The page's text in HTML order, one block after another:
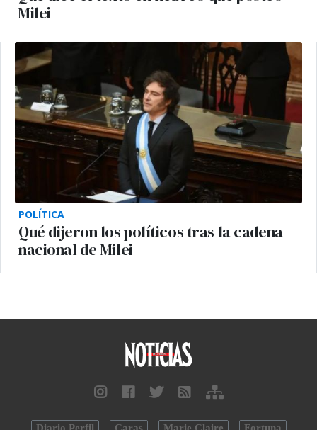
Milei
POLÍTICA
Qué dijeron los políticos tras la cadena
nacional de Milei